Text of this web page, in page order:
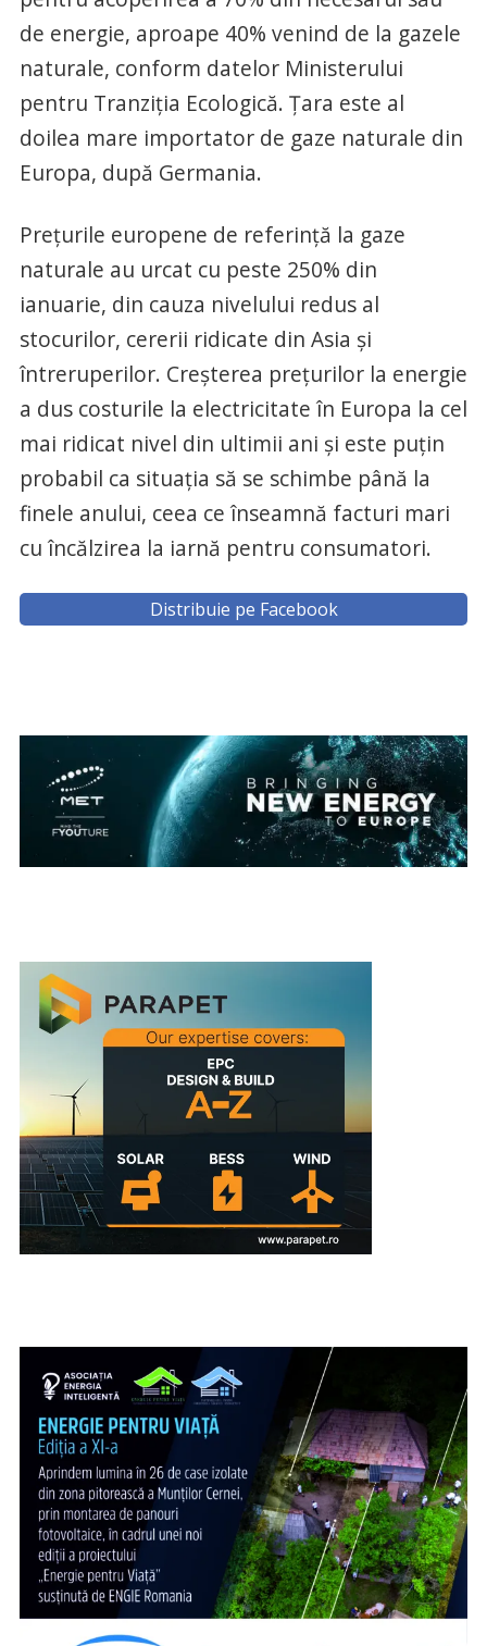
de energie, aproape 40% venind de la gazele
naturale, conform datelor Ministerului
pentru Tranziţia Ecologică. Ţara este al
doilea mare importator de gaze naturale din
Europa, după Germania.
Preţurile europene de referinţă la gaze
naturale au urcat cu peste 250% din
ianuarie, din cauza nivelului redus al
stocurilor, cererii ridicate din Asia şi
întreruperilor. Creşterea preţurilor la energie
a dus costurile la electricitate în Europa la cel
mai ridicat nivel din ultimii ani şi este puţin
probabil ca situaţia să se schimbe până la
finele anului, ceea ce înseamnă facturi mari
cu încălzirea la iarnă pentru consumatori.
Distribuie pe Facebook